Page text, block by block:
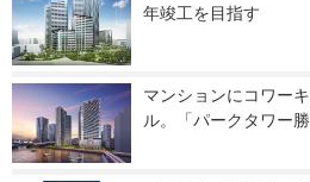
年竣工を目指す
マンションにコワー
ル。「パークタワー